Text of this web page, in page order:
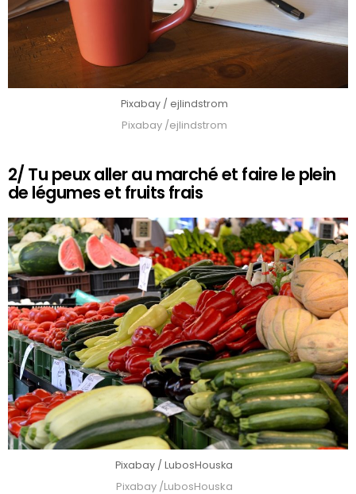
Pixabay / ejlindstrom
Pixabay /ejlindstrom
2/ Tu peux aller au marché et faire le plein
de légumes et fruits frais
Pixabay / LubosHouska
Pixabay /LubosHouska